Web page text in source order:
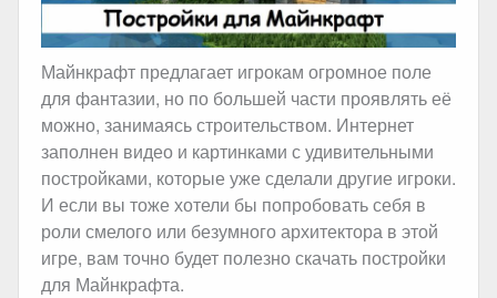
Майнкрафт предлагает игрокам огромное поле
для фантазии, но по большей части проявлять её
можно, занимаясь строительством. Интернет
заполнен видео и картинками с удивительными
постройками, которые уже сделали другие игроки.
И если вы тоже хотели бы попробовать себя в
роли смелого или безумного архитектора в этой
игре, вам точно будет полезно скачать постройки
для Майнкрафта.